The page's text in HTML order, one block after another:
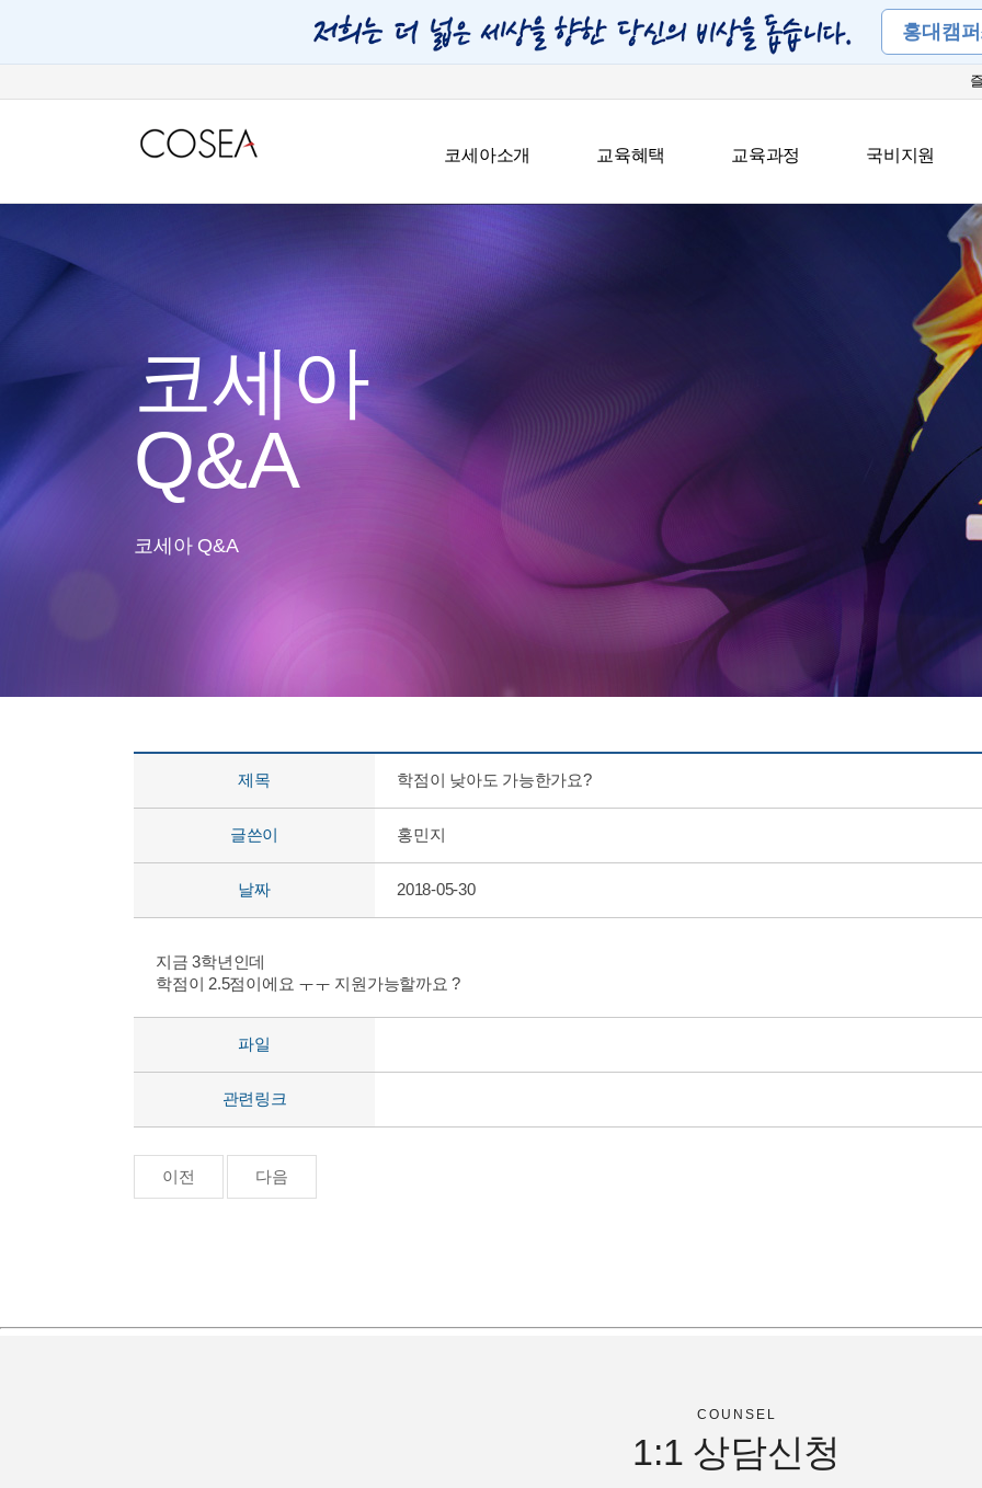
홍대캠
코세아소개 교육혜택 교육과정 국비지원
코세아
Q&A
코세아 Q&A
제목 학점이 낮아도 가능한가요?
글쓴이 홍민지
날짜 2018-05-30
지금 3학년인데
학점이 2.5점이에요 ㅜㅜ 지원가능할까요 ?
파일
관련링크
이전 다음
COUNSEL
1:1 상담신청